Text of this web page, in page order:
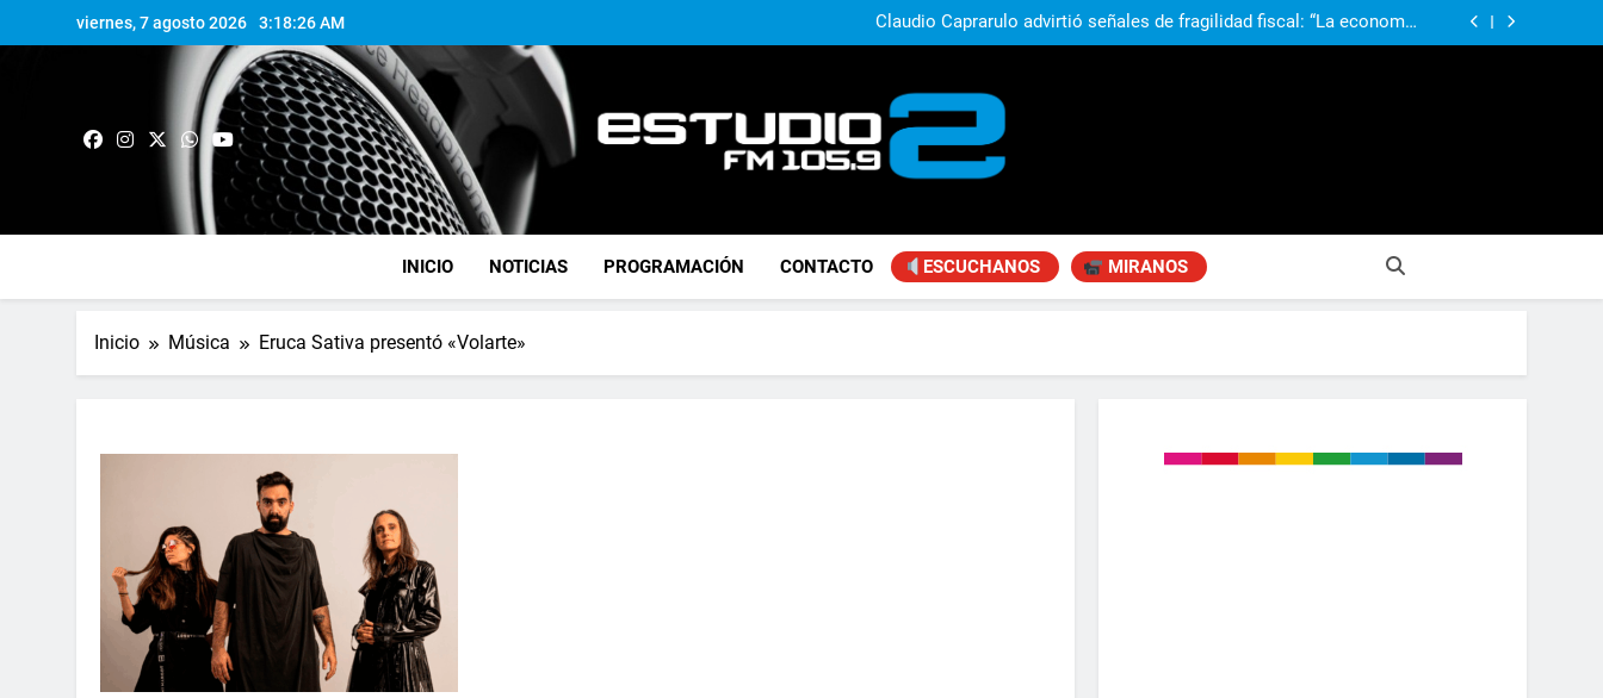
viernes, 7 agosto 2026 3:18:26 AM
muestra un problema que puede volver a generar déficit”
Carlos Linares afirmó que el Gobierno “tuvo que dar marcha atrás” con la
ley de tierras y advirtió un cambio de clima político entre los gobernadores
Paco Olveira cuestionó la visita de León XIV a la Argentina: “Hubiera
Claudio Caprarulo advirtió señales de fragilidad fiscal: “La economía
muestra un problema que puede volver a generar déficit”
Carlos Linares afirmó que el Gobierno “tuvo que dar marcha atrás” con la
ley de tierras y advirtió un cambio de clima político entre los gobernadores
Paco Olveira cuestionó la visita de León XIV a la Argentina: “Hubiera
FM Estudio 2
INICIO NOTICIAS PROGRAMACIÓN CONTACTO ESCUCHANOS MIRANOS
Inicio Música Eruca Sativa presentó «Volarte»